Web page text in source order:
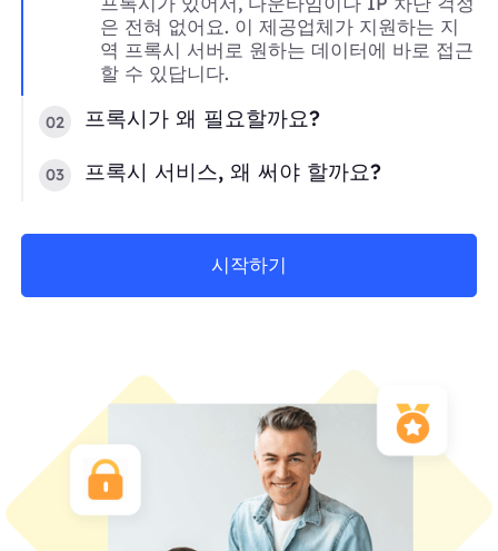
은 전혀 없어요. 이 제공업체가 지원하는 지
역 프록시 서버로 원하는 데이터에 바로 접근
할 수 있답니다.
02 프록시가 왜 필요할까요?
03 프록시 서비스, 왜 써야 할까요?
시작하기